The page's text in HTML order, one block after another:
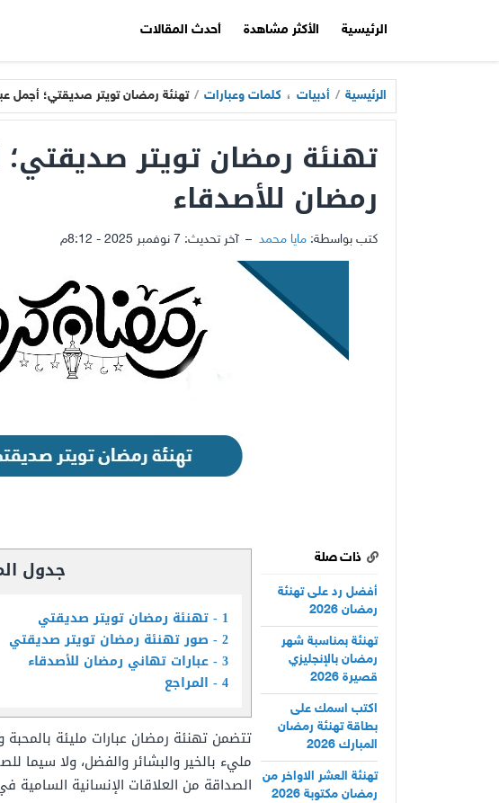
الرئيسية الأكثر مشاهدة أحدث المقالات
الرئيسية / أدبيات ، كلمات وعبارات / تهنئة رمضان تويتر صديقتي؛ أجمل
تهنئة رمضان تويتر
رمضان للأصدقاء
كتب بواسطة: مايا محمد – آخر تحديث: 7 نوفمبر 2025 - 8:12م
ذات صلة
أفضل رد على تهنئة
رمضان 2026
تهنئة بمناسبة شهر
رمضان بالإنجليزي
قصيرة 2026
اكتب اسمك على
بطاقة تهنئة رمضان
المبارك 2026
تهنئة العشر الاواخر من
رمضان مكتوبة 2026
جدول
1 تهنئة رمضان تويتر صديقتي
2 صور تهنئة رمضان تويتر صديقتي
3 عبارات تهاني رمضان للأصدقاء
4 المراجع
تتضمن تهنئة رمضان عبارات مليئة بالمحبة
مليء بالخير والبشائر والفضل، ولا سيما
الصداقة من العلاقات الإنسانية السامية